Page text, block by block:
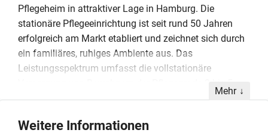
Pflegeheim in attraktiver Lage in Hamburg. Die
stationäre Pflegeeinrichtung ist seit rund 50 Jahren
erfolgreich am Markt etabliert und zeichnet sich durch
ein familiäres, ruhiges Ambiente aus. Das
Leistungsspektrum umfasst die vollstationäre
sowie die Betreuung dementiell erkrankter Personen
Kurzzeitpflegeplätze angeboten. Die Geschäftsführung
Mehr
Weitere Informationen